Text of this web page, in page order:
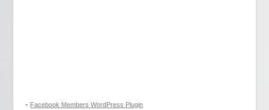
- Facebook Members WordPress Plugin